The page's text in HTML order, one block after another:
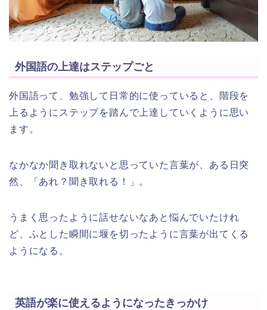
外国語の上達はステップごと
外国語って、勉強して日常的に使っていると、階段を
上るようにステップを踏んで上達していくように思い
ます。
なかなか聞き取れないと思っていた言葉が、ある日突
然、「あれ？聞き取れる！」。
うまく思ったように話せないなあと悩んでいたけれ
ど、ふとした瞬間に堰を切ったように言葉が出てくる
ようになる。
英語が楽に使えるようになったきっかけ